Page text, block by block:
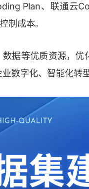
Plan、联通云
制成本。
据等优质资源，
数字化、智能化转